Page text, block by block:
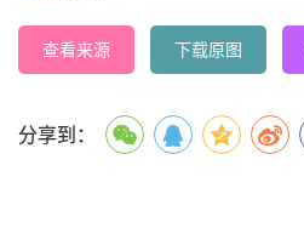
查看来源 下载原图
分享到：